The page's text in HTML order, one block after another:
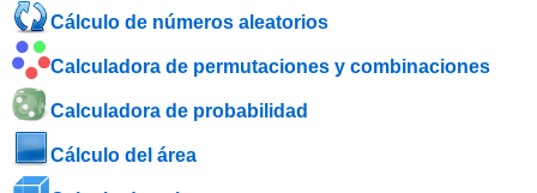
Cálculo de números aleatorios
Calculadora de permutaciones y combinaciones
Calculadora de probabilidad
Cálculo del área